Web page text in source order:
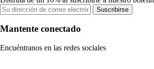
Suscribirse
Mantente conectado
Encuéntranos en las redes sociales